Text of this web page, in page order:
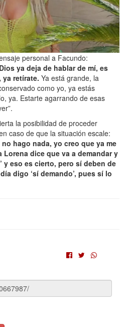
personal a Facundo:
ya deja de hablar de mí, es
retírate. Ya está grande, la
como yo, ya estás
ya. Estarte agarrando de esas
la posibilidad de proceder
caso de que la situación escale:
hago nada, yo creo que ya me
Lorena dice que va a demandar y
y eso es cierto, pero sí deben de
digo ‘sí demando’, pues sí lo